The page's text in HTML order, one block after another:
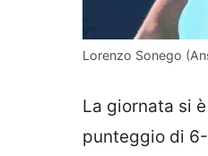
Lorenzo Sonego
La giornata si
punteggio di